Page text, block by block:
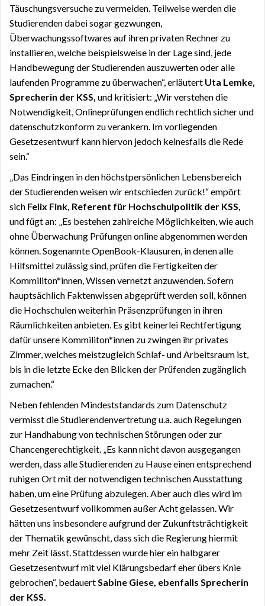
Täuschungsversuche zu vermeiden. Teilweise werden die
Studierenden dabei sogar gezwungen,
Überwachungssoftwares auf ihren privaten Rechner zu
installieren, welche beispielsweise in der Lage sind, jede
Handbewegung der Studierenden auszuwerten oder alle
laufenden Programme zu überwachen“, erläutert Uta Lemke,
Sprecherin der KSS, und kritisiert: „Wir verstehen die
Notwendigkeit, Onlineprüfungen endlich rechtlich sicher und
datenschutzkonform zu verankern. Im vorliegenden
Gesetzesentwurf kann hiervon jedoch keinesfalls die Rede
sein.“
„Das Eindringen in den höchstpersönlichen Lebensbereich
der Studierenden weisen wir entschieden zurück!“ empört
sich Felix Fink, Referent für Hochschulpolitik der KSS,
und fügt an: „Es bestehen zahlreiche Möglichkeiten, wie auch
ohne Überwachung Prüfungen online abgenommen werden
können. Sogenannte OpenBook-Klausuren, in denen alle
Hilfsmittel zulässig sind, prüfen die Fertigkeiten der
Kommiliton*innen, Wissen vernetzt anzuwenden. Sofern
hauptsächlich Faktenwissen abgeprüft werden soll, können
die Hochschulen weiterhin Präsenzprüfungen in ihren
Räumlichkeiten anbieten. Es gibt keinerlei Rechtfertigung
dafür unsere Kommiliton*innen zu zwingen ihr privates
Zimmer, welches meistzugleich Schlaf- und Arbeitsraum ist,
bis in die letzte Ecke den Blicken der Prüfenden zugänglich
zumachen.“
Neben fehlenden Mindeststandards zum Datenschutz
vermisst die Studierendenvertretung u.a. auch Regelungen
zur Handhabung von technischen Störungen oder zur
Chancengerechtigkeit. „Es kann nicht davon ausgegangen
werden, dass alle Studierenden zu Hause einen entsprechend
ruhigen Ort mit der notwendigen technischen Ausstattung
haben, um eine Prüfung abzulegen. Aber auch dies wird im
Gesetzesentwurf vollkommen außer Acht gelassen. Wir
hätten uns insbesondere aufgrund der Zukunftsträchtigkeit
der Thematik gewünscht, dass sich die Regierung hiermit
mehr Zeit lässt. Stattdessen wurde hier ein halbgarer
Gesetzesentwurf mit viel Klärungsbedarf eher übers Knie
gebrochen“, bedauertSabine Giese, ebenfalls Sprecherin
der KSS.